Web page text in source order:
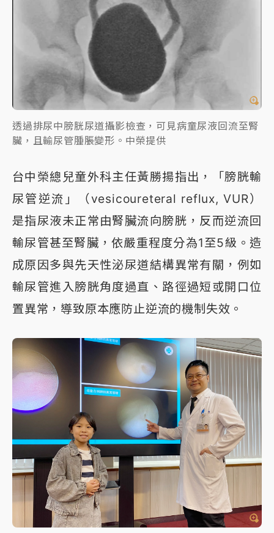
透過排尿中膀胱尿道攝影檢查，可見病童尿液回流至腎
臟，且輸尿管腫脹變形。中榮提供
台中榮總兒童外科主任黃勝揚指出，「膀胱輸
尿管逆流」（vesicoureteral reflux, VUR）
是指尿液未正常由腎臟流向膀胱，反而逆流回
輸尿管甚至腎臟，依嚴重程度分為1至5級。造
成原因多與先天性泌尿道結構異常有關，例如
輸尿管進入膀胱角度過直、路徑過短或開口位
置異常，導致原本應防止逆流的機制失效。